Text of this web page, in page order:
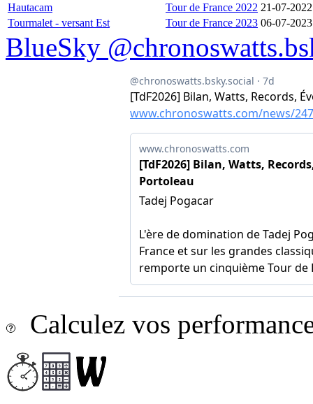
Hautacam
Tour de France 2022 21-07-2022
Tourmalet - versant Est
Tour de France 2023 06-07-2023
BlueSky
Calculez vos